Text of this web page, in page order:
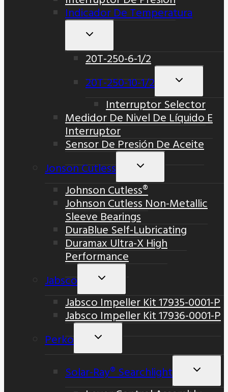
Indicador De Temperatura
Alternar
Hijo
20T-250-6-1/2
20T-250-10-1/2
Alternar
Hijo
Interruptor Selector
Medidor De Nivel De Líquido E
Interruptor
Sensor De Presión De Aceite
Jonson Cutless
Alternar
Hijo
Johnson Cutless®
Johnson Cutless Non-Metallic
Sleeve Bearings
DuraBlue Self-Lubricating
Duramax Ultra-X High
Performance
Jabsco
Alternar
Hijo
Jabsco Impeller Kit 17935-0001-P
Jabsco Impeller Kit 17936-0001-P
Perko
Alternar
Solar-Ray® Searchlight